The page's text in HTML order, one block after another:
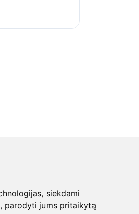
siekdami
parodyti jums pritaikytą